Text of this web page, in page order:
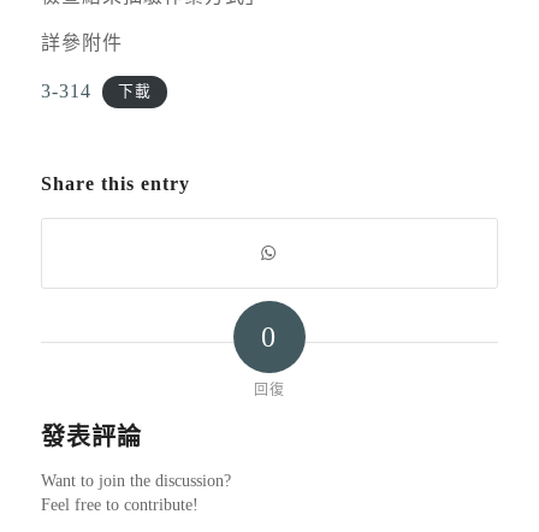
詳參附件
3-314 下載
Share this entry
0
回復
發表評論
Want to join the discussion?
Feel free to contribute!